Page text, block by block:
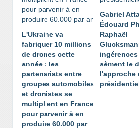
L'Ukraine va
fabriquer 10 millions
de drones cette
année : les
partenariats entre
groupes automobiles
et dronistes se
multiplient en France
pour parvenir à en
produire 60.000 par
Gabriel
Édouard
Raphaël
sèment le
l'approche